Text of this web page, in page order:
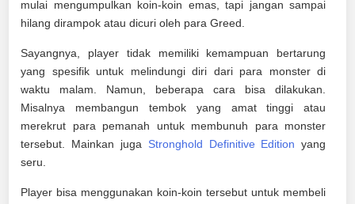
mulai mengumpulkan koin-koin emas, tapi jangan sampai
hilang dirampok atau dicuri oleh para Greed.
Sayangnya, player tidak memiliki kemampuan bertarung
yang spesifik untuk melindungi diri dari para monster di
waktu malam. Namun, beberapa cara bisa dilakukan.
Misalnya membangun tembok yang amat tinggi atau
merekrut para pemanah untuk membunuh para monster
tersebut. Mainkan juga Stronghold Definitive Edition yang
seru.
Player bisa menggunakan koin-koin tersebut untuk membeli